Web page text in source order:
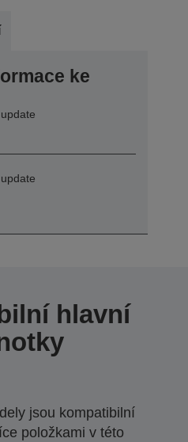
ke
hlavní
jsou kompatibilní
položkami v této